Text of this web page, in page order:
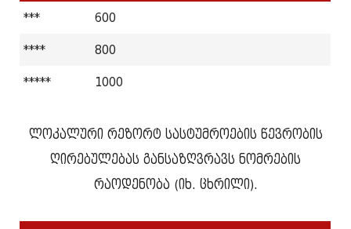
*** 600
**** 800
***** 1000
ლოკალური რეზორტ სასტუმროების წევრობის
ღირებულებას განსაზღვრავს ნომრების
რაოდენობა (იხ. ცხრილი).